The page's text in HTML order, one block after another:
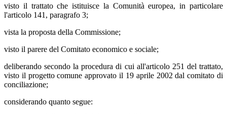
visto il trattato che istituisce la Comunità europea, in particolare
l'articolo 141, paragrafo 3;
vista la proposta della Commissione;
visto il parere del Comitato economico e sociale;
deliberando secondo la procedura di cui all'articolo 251 del trattato,
visto il progetto comune approvato il 19 aprile 2002 dal comitato di
conciliazione;
considerando quanto segue: